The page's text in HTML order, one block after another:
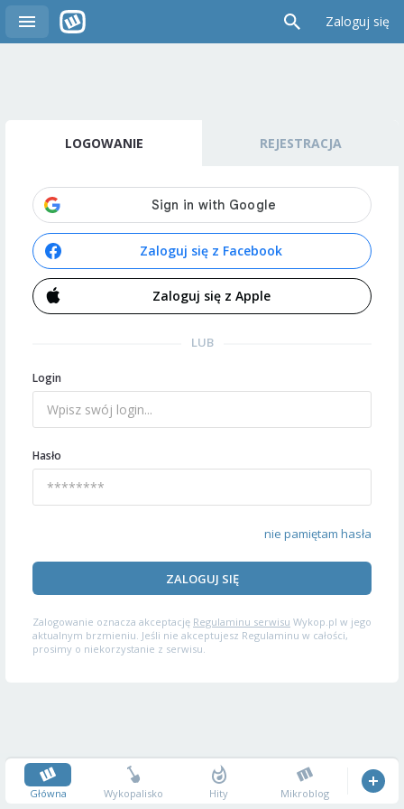
Zaloguj się
LOGOWANIE REJESTRACJA
Zaloguj się z Facebook
Zaloguj się z Apple
LUB
Login
Hasło
nie pamiętam hasła
ZALOGUJ SIĘ
Zalogowanie oznacza akceptację Regulaminu serwisu Wykop.pl w jego
aktualnym brzmieniu. Jeśli nie akceptujesz Regulaminu w całości,
prosimy o niekorzystanie z serwisu.
Główna Wykopalisko Hity Mikroblog